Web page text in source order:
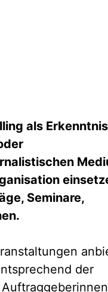
als
Seminare,
der